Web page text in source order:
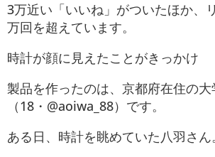
3万近い「いいね」がついたほか、
万回を超えています。
時計が顔に見えたことがきっかけ
製品を作ったのは、京都府在住の
（18・@aoiwa_88）です。
ある日、時計を眺めていた八羽さん。